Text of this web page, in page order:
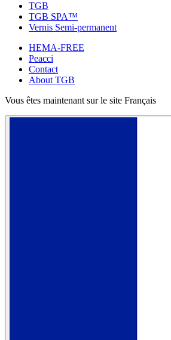
TGB
TGB SPA™
Vernis Semi-permanent
HEMA-FREE
Peacci
Contact
About TGB
Vous êtes maintenant sur le site Français